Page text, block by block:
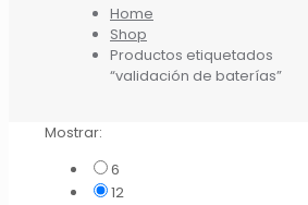
Home
Shop
Productos etiquetados
“validación de baterías”
Mostrar:
6
12